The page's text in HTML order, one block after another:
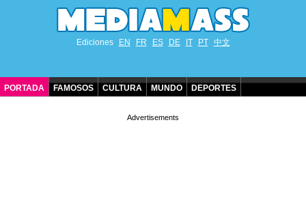
Ediciones EN FR ES DE IT PT 中文
PORTADA FAMOSOS CULTURA MUNDO DEPORTES